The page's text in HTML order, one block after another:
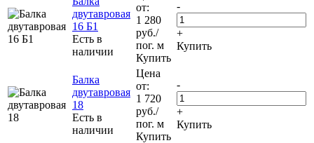
двутавровая
16 Б1
Есть в
наличии
от:
1 280
руб./
пог. м
Купить
-
+
Купить
Балка
двутавровая
18
Есть в
наличии
Цена
от:
1 720
руб./
пог. м
Купить
-
+
Купить